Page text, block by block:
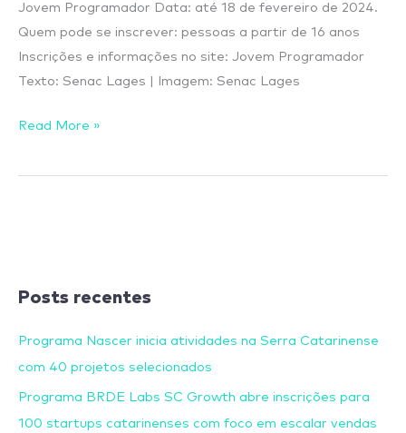
Jovem Programador Data: até 18 de fevereiro de 2024.
Quem pode se inscrever: pessoas a partir de 16 anos
Inscrições e informações no site: Jovem Programador
Texto: Senac Lages | Imagem: Senac Lages
Read More »
Posts recentes
Programa Nascer inicia atividades na Serra Catarinense
com 40 projetos selecionados
Programa BRDE Labs SC Growth abre inscrições para
100 startups catarinenses com foco em escalar vendas